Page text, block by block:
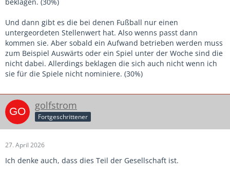
Und dann gibt es die bei denen Fußball nur einen
untergeordeten Stellenwert hat. Also wenns passt dann
kommen sie. Aber sobald ein Aufwand betrieben werden muss
zum Beispiel Auswärts oder ein Spiel unter der Woche sind die
nicht dabei. Allerdings beklagen die sich auch nicht wenn ich
sie für die Spiele nicht nominiere. (30%)
golfstrom
Fortgeschrittener
27. April 2026
Ich denke auch, dass dies Teil der Gesellschaft ist.